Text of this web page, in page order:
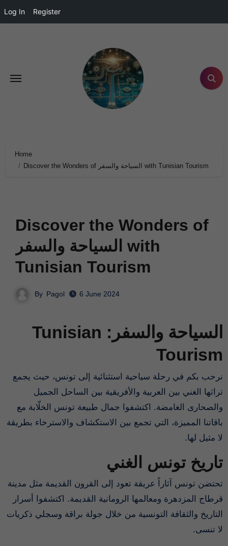
Log In Register
Home
Discover the Wonders of السياحة والسفر with Tunisian Tourism
Discover the Wonders of
السياحة والسفر with
Tunisian Tourism
By Pagol 6 June 2024
السياحة والسفر: Tunisian
Tourism
نرحب بكم في رحلة سياحية استثنائية إلى تونس، حيث يجمع
تراثها الغني بين العربية والأفريقية بين الساحل الجميل
والصحارى الغامضة. اكتشفوا جمال طبيعة تونس الخلّابة مع
باقاتنا المميزة، التي تجمع بين الاستكشاف والاسترخاء بطريقة
لا مثيل لها.
تاريخ تونس الغني
تحتضن تونس آثاراً عريقة تعود إلى القرون القديمة مثل مدينة
قرطاج المزدهرة ومعالمها الرومانية القديمة. اكتشفوا أسرار
التاريخ والثقافة التونسية من خلال جولة براقة وسجلي ذكريات
لا تنسى.